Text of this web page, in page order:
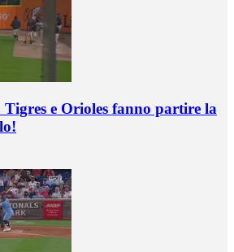
e Orioles fanno partire la